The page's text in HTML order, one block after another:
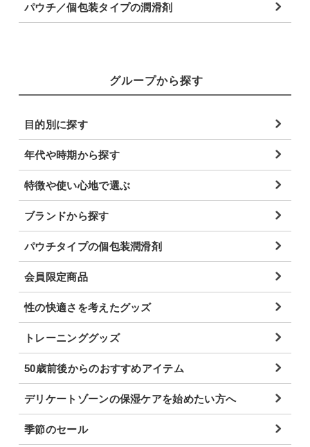
パウチ／個包装タイプの潤滑剤
グループから探す
目的別に探す
年代や時期から探す
特徴や使い心地で選ぶ
ブランドから探す
パウチタイプの個包装潤滑剤
会員限定商品
性の快適さを考えたグッズ
トレーニンググッズ
50歳前後からのおすすめアイテム
デリケートゾーンの保湿ケアを始めたい方へ
季節のセール